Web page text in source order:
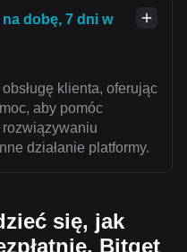
dobę, 7 dni w
klienta, oferując
aby pomóc
działanie platformy.
się, jak
Bitget